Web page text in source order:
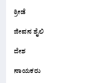
ಕ್ರೀಡೆ
ಜೀವನ ಶೈಲಿ
ದೇಶ
ನಾಯಕರು